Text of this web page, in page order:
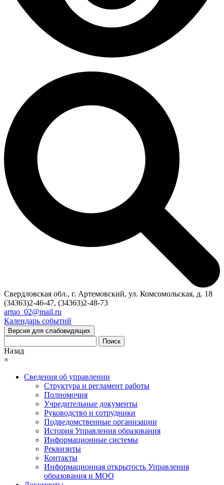
Свердловская обл., г. Артемовский, ул. Комсомольская, д. 18
(34363)2-46-47, (34363)2-48-73
artuo_02@mail.ru
Календарь событий
Версия для слабовидящих
Поиск
Назад
×
Сведения об управлении
Структура и регламент работы
Полномочия
Учредительные документы
Руководство и сотрудники
Подведомственные организации
История Управления образования
Информационные системы
Реквизиты
Контакты
Информационная открытость Управления
образования и МОО